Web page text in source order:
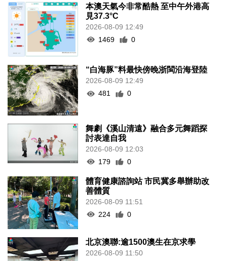
本澳天氣今非常酷熱 至中午外港高
見37.3°C
2026-08-09 12:49
1469
0
“白海豚”料最快傍晚浙閩沿海登陸
2026-08-09 12:49
481
0
舞劇《溪山清遠》融合多元舞蹈探
討表達自我
2026-08-09 12:03
179
0
體育健康諮詢站 市民冀多舉辦助改
善體質
2026-08-09 11:51
224
0
北京澳聯:逾1500澳生在京求學
2026-08-09 11:50